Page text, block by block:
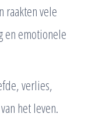
raakten vele
en emotionele
verlies,
het leven.